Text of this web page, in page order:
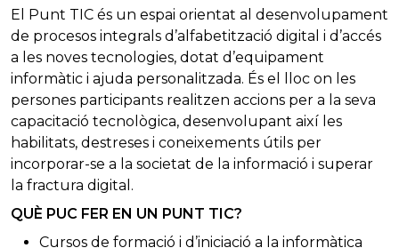
El Punt TIC és un espai orientat al desenvolupament
de procesos integrals d’alfabetització digital i d’accés
a les noves tecnologies, dotat d’equipament
informàtic i ajuda personalitzada. És el lloc on les
persones participants realitzen accions per a la seva
capacitació tecnològica, desenvolupant així les
habilitats, destreses i coneixements útils per
incorporar-se a la societat de la informació i superar
la fractura digital.
QUÈ PUC FER EN UN PUNT TIC?
Cursos de formació i d’iniciació a la informàtica